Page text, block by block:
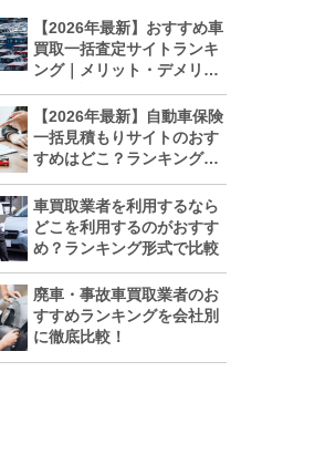
【2026年最新】おすすめ車
買取一括査定サイトランキ
ング｜メリット・デメリッ
トも解説
【2026年最新】自動車保険
一括見積もりサイトのおす
すめはどこ？ランキングで
車買取業者を利用するなら
どこを利用するのがおすす
め？ランキング形式で比較
廃車・事故車買取業者のお
すすめランキングを会社別
に徹底比較！